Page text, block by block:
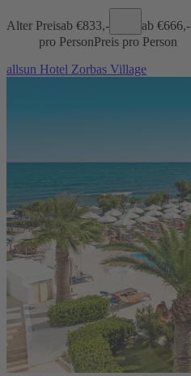
Alter Preisab €833,- ab €666,-
pro PersonPreis pro Person
allsun Hotel Zorbas Village